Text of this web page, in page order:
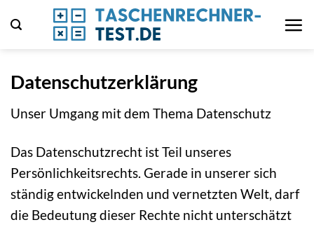
Inhalt
Datenschutzerklärung
Unser Umgang mit dem Thema Datenschutz
Das Datenschutzrecht ist Teil unseres
Persönlichkeitsrechts. Gerade in unserer sich
ständig entwickelnden und vernetzten Welt, darf
die Bedeutung dieser Rechte nicht unterschätzt